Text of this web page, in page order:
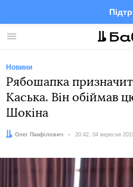
Меню
Новини
Рябошапка
Каська. Він обіймав
Шокіна
Автор:
Олег Панфілович Дата:
20:42, 04 вересня